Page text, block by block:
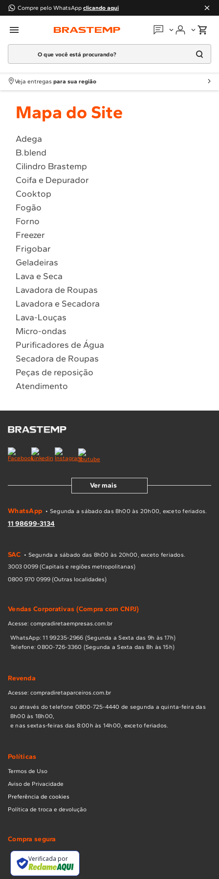
Compre pelo WhatsApp clicando aqui
Em que podemos
Atendimento Brastemp
Localizar assistência técnica
O que você está procurando?
Veja entregas para sua região
Mapa do Site
Adega
B.blend
Cilindro Brastemp
Coifa e Depurador
Cooktop
Fogão
Forno
Freezer
Frigobar
Geladeiras
Lava e Seca
Lavadora de Roupas
Lavadora e Secadora
Lava-Louças
Micro-ondas
Purificadores de Água
Secadora de Roupas
Peças de reposição
Atendimento
Ver mais
WhatsApp • Segunda a sábado das 8h00 às 20h00, exceto feriados.
11 98699-3134
SAC • Segunda a sábado das 8h00 às 20h00, exceto feriados.
3003 0099 (Capitais e regiões metropolitanas)
0800 970 0999 (Outras localidades)
Vendas Corporativas (Compra com CNPJ)
Acesse: compradiretaempresas.com.br
WhatsApp: 11 99235-2966 (Segunda a Sexta das 9h às 17h)
Telefone: 0800-726-3360 (Segunda a Sexta das 8h às 15h)
Revenda
Acesse: compradiretaparceiros.com.br
ou através do telefone 0800-725-4440 de segunda a quinta-feira das
8h00 às 18h00,
e nas sextas-feiras das 8:00h às 14h00, exceto feriados.
Políticas
Termos de Uso
Aviso de Privacidade
Preferência de cookies
Política de troca e devolução
Compra segura
Verificada por
1º geladeira
2º
fogao
4º lava louça
5º cooktop
6
7º forno
8º embutir
º combos